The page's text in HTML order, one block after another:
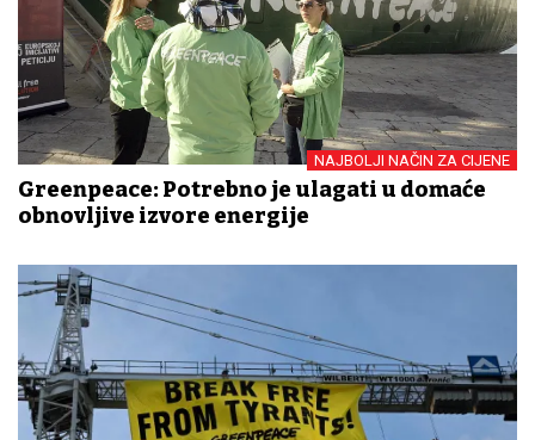
NAJBOLJI NAČIN ZA CIJENE
Greenpeace: Potrebno je ulagati u domaće
obnovljive izvore energije